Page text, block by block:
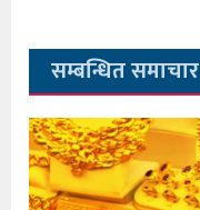
सम्बन्धित समाचार